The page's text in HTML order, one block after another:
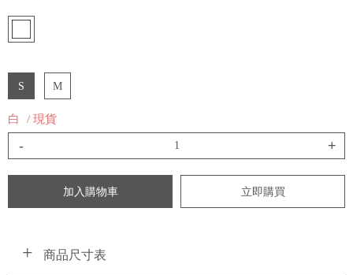
S M
白 / 現貨
- +
加入購物車 立即購買
商品尺寸表